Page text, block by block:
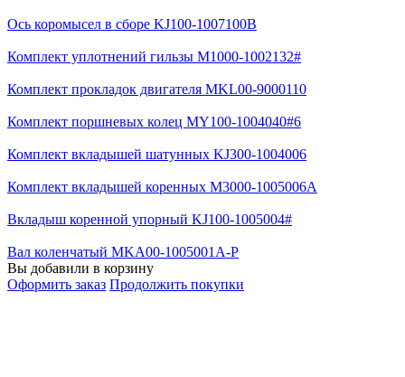
Ось коромысел в сборе KJ100-1007100B
Комплект уплотнений гильзы M1000-1002132#
Комплект прокладок двигателя MKL00-9000110
Комплект поршневых колец MY100-1004040#6
Комплект вкладышей шатунных KJ300-1004006
Комплект вкладышей коренных M3000-1005006A
Вкладыш коренной упорный KJ100-1005004#
Вал коленчатый MKA00-1005001A-P
Вы добавили в корзину
Оформить заказ Продолжить покупки